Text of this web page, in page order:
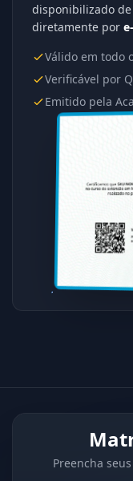
disponibilizado
diretamente por
Válido em todo
Verificável por
Emitido pela
Preencha